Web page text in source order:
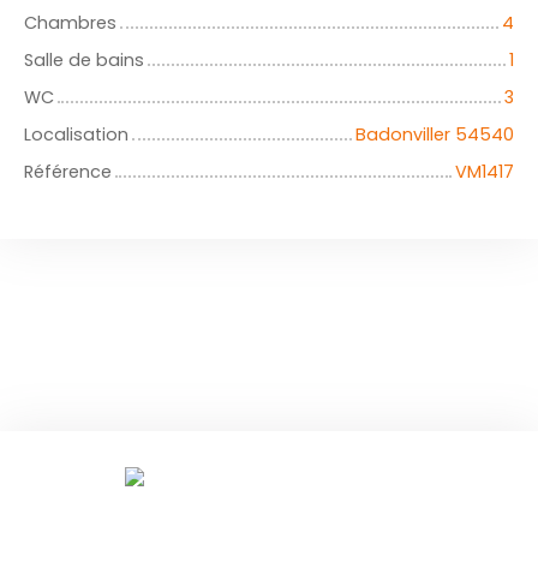
Chambres
4
Salle de bains
1
WC
3
Localisation
Badonviller 54540
Référence
VM1417